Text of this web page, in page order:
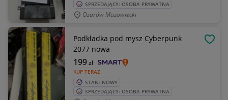
SPRZEDAJĄCY: OSOBA PRYWATNA
Ożarów Mazowiecki
Podkładka pod mysz Cyberpunk
2077 nowa
KUP TERAZ
199zł
STAN: NOWY
SPRZEDAJĄCY: OSOBA PRYWATNA